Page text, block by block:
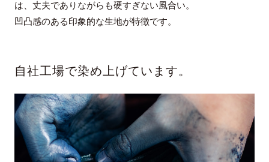
は、丈夫でありながらも硬すぎない風合い。
凹凸感のある印象的な生地が特徴です。
自社工場で染め上げています。